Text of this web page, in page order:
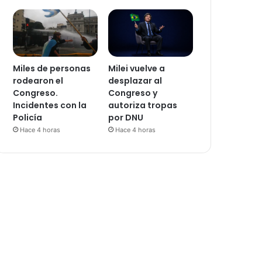
Miles de personas
rodearon el
Congreso.
Incidentes con la
Policía
Hace 4 horas
Milei vuelve a
desplazar al
Congreso y
autoriza tropas
por DNU
Hace 4 horas